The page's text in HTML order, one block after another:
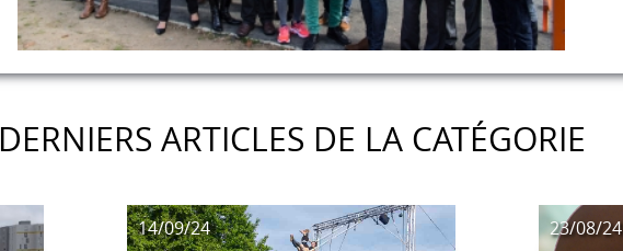
DERNIERS ARTICLES DE LA CATÉGORIE
14/09/24 23/08/24